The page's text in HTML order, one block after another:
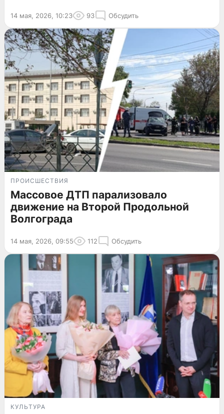
14 мая, 2026, 10:23 93 Обсудить
ПРОИСШЕСТВИЯ
Массовое ДТП парализовало
движение на Второй Продольной
Волгограда
14 мая, 2026, 09:55 112 Обсудить
КУЛЬТУРА